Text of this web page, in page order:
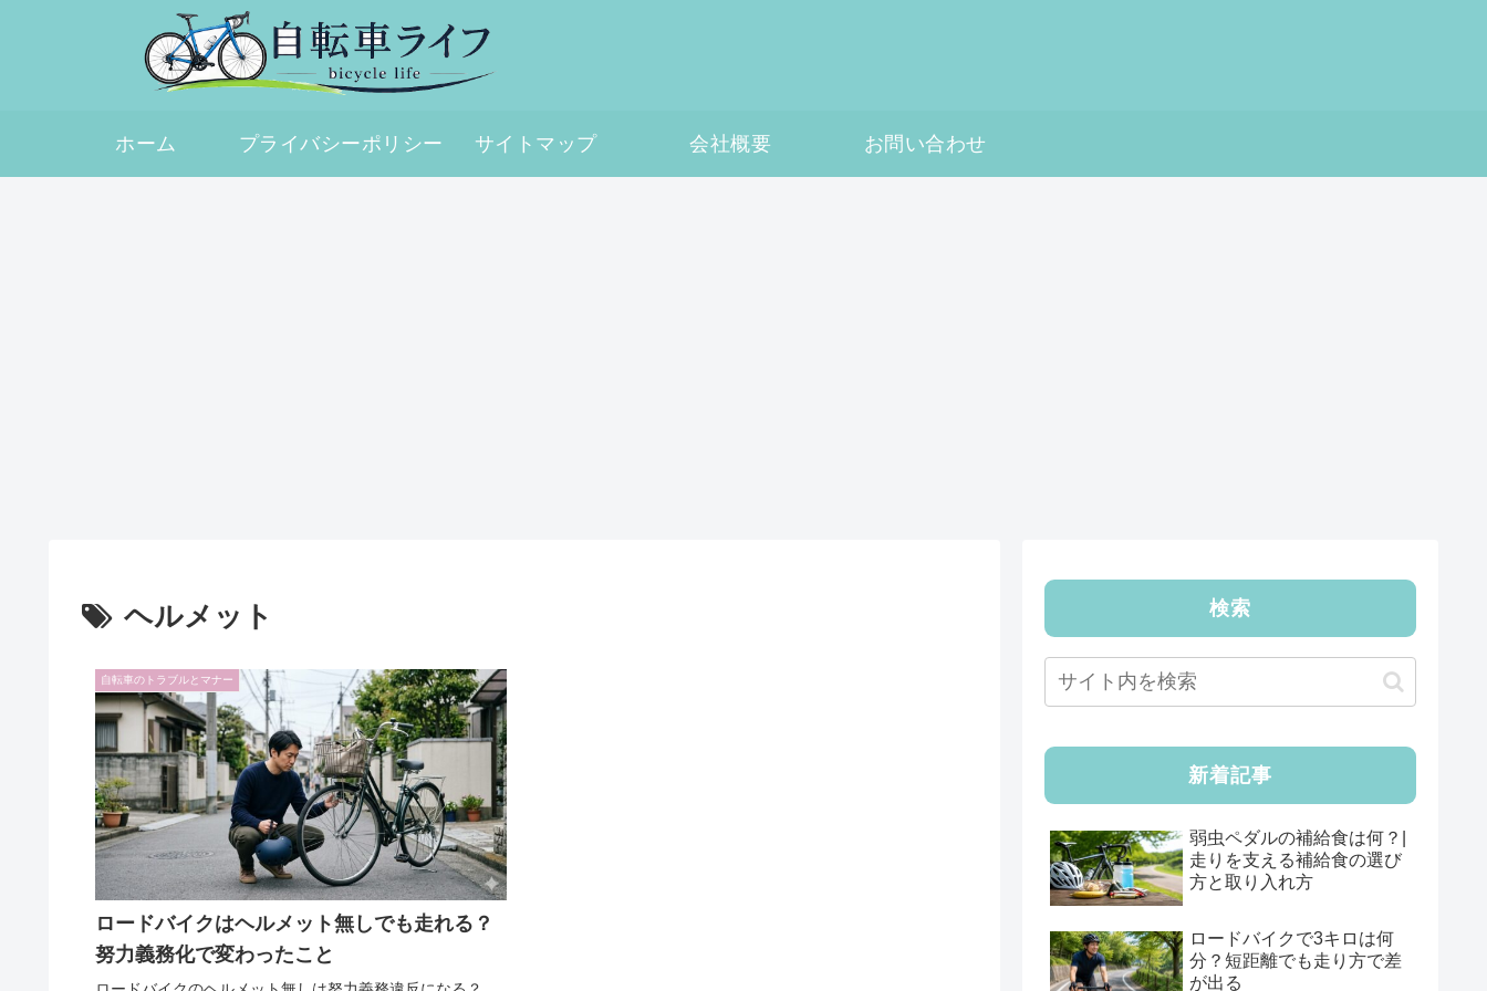
ホーム プライバシーポリシー サイトマップ 会社概要 お問い合わせ
ヘルメット
自転車のトラブルとマナー
ロードバイクはヘルメット無しでも走れる？
努力義務化で変わったこと
検索
新着記事
弱虫ペダルの補給食は何？|
走りを支える補給食の選び
方と取り入れ方
ロードバイクで3キロは何
分？短距離でも走り方で差
が出る